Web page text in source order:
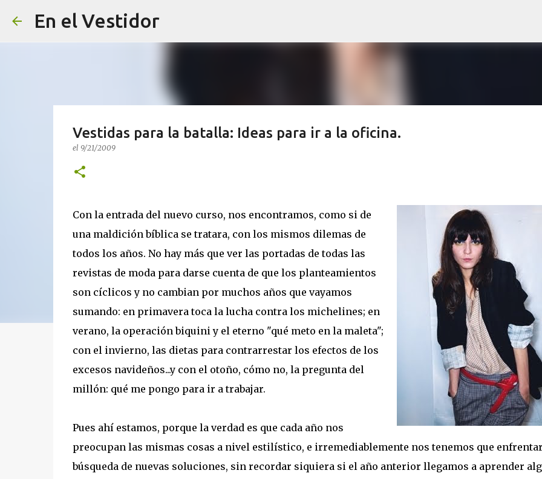
En el Vestidor
Vestidas para la batalla: Ideas para ir a la oficina.
el 9/21/2009
Con la entrada del nuevo curso, nos encontramos, como si de
una maldición bíblica se tratara, con los mismos dilemas de
todos los años. No hay más que ver las portadas de todas las
revistas de moda para darse cuenta de que los planteamientos
son cíclicos y no cambian por muchos años que vayamos
sumando: en primavera toca la lucha contra los michelines; en
verano, la operación biquini y el eterno "qué meto en la maleta";
con el invierno, las dietas para contrarrestar los efectos de los
excesos navideños...y con el otoño, cómo no, la pregunta del
millón: qué me pongo para ir a trabajar.
Pues ahí estamos, porque la verdad es que cada año nos
preocupan las mismas cosas a nivel estilístico, e irremediablemente nos tenemos que
búsqueda de nuevas soluciones, sin recordar siquiera si el año anterior llegamos a aprender